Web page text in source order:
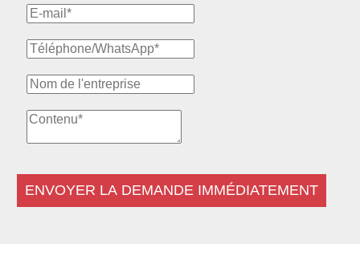
ENVOYER LA DEMANDE IMMÉDIATEMENT